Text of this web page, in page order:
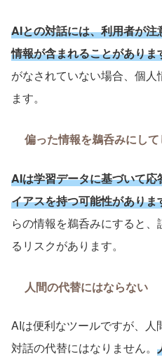
AIとの対話には、利用者が
情報が含まれることがありま
がなされていない場合、個
ます。
偏った情報を鵜呑みにして
AIは学習データに基づいて
イアスを持つ可能性がありま
らの情報を鵜呑みにすると
るリスクがあります。
人間の代替にはならない
AIは便利なツールですが、
対話の代替にはなりません。